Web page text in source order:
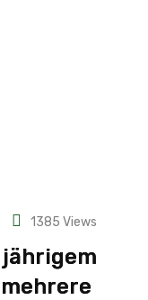
1385 Views